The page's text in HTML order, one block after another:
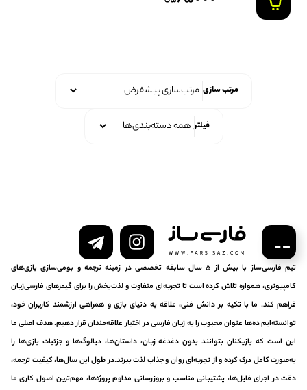
مرتب سازی
فیلتر
تیم فارسی‌ساز با بیش از ۵ سال سابقه تخصصی در زمینه ترجمه و بومی‌سازی بازی‌های
کامپیوتری، همواره تلاش کرده است تا تجربه‌ای متفاوت و لذت‌بخش را برای گیمرهای فارسی‌زبان
فراهم کند. ما با تکیه بر دانش فنی، علاقه به دنیای بازی و همراهی ارزشمند کاربران خود،
توانسته‌ایم ده‌ها عنوان محبوب را به زبان فارسی در اختیار علاقه‌مندان قرار دهیم. هدف اصلی ما
این است که بازیکنان بتوانند بدون دغدغه زبان، داستان‌ها، دیالوگ‌ها و جزئیات بازی‌ها را
به‌صورت کامل درک کرده و از تجربه‌ای روان و جذاب لذت ببرند.در طول این سال‌ها، کیفیت ترجمه،
دقت در اجرای فایل‌ها، پشتیبانی مناسب و بروزرسانی مداوم پروژه‌ها، مهم‌ترین اصول کاری ما